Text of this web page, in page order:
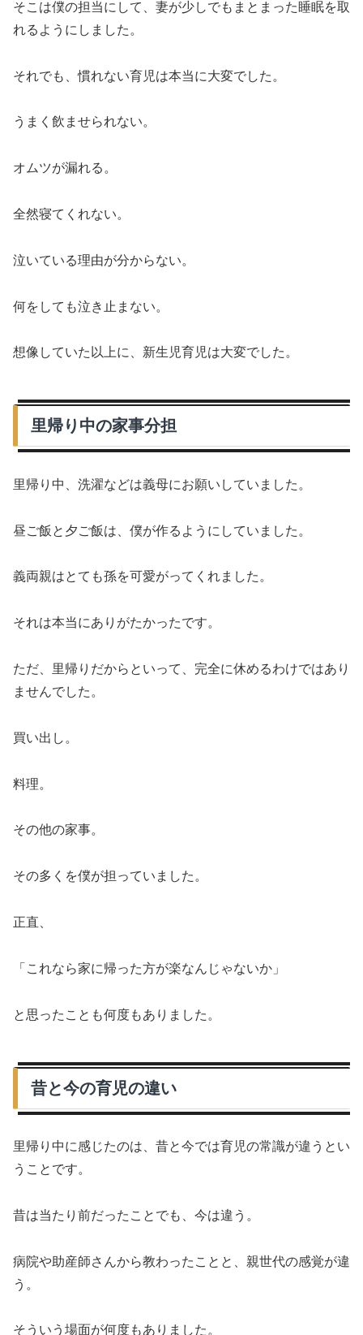
そこは僕の担当にして、妻が少しでもまとまった睡眠を取
れるようにしました。
それでも、慣れない育児は本当に大変でした。
うまく飲ませられない。
オムツが漏れる。
全然寝てくれない。
泣いている理由が分からない。
何をしても泣き止まない。
想像していた以上に、新生児育児は大変でした。
里帰り中の家事分担
里帰り中、洗濯などは義母にお願いしていました。
昼ご飯と夕ご飯は、僕が作るようにしていました。
義両親はとても孫を可愛がってくれました。
それは本当にありがたかったです。
ただ、里帰りだからといって、完全に休めるわけではあり
ませんでした。
買い出し。
料理。
その他の家事。
その多くを僕が担っていました。
正直、
「これなら家に帰った方が楽なんじゃないか」
と思ったことも何度もありました。
昔と今の育児の違い
里帰り中に感じたのは、昔と今では育児の常識が違うとい
うことです。
昔は当たり前だったことでも、今は違う。
病院や助産師さんから教わったことと、親世代の感覚が違
う。
そういう場面が何度もありました。